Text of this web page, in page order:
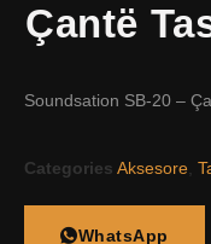
Çantë
Soundsation SB-20 –
Categories Aksesore
WhatsApp